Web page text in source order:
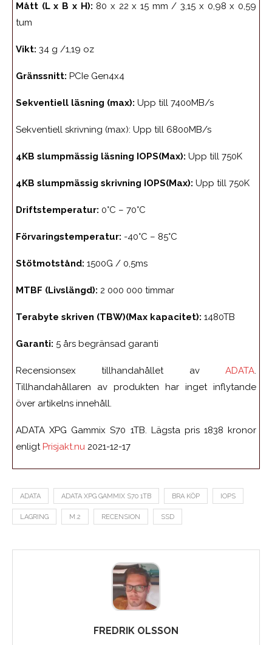
Mått (L x B x H): 80 x 22 x 15 mm / 3,15 x 0,98 x 0,59
tum
Vikt: 34 g /1,19 oz
Gränssnitt: PCIe Gen4x4
Sekventiell läsning (max): Upp till 7400MB/s
Sekventiell skrivning (max): Upp till 6800MB/s
4KB slumpmässig läsning IOPS(Max): Upp till 750K
4KB slumpmässig skrivning IOPS(Max): Upp till 750K
Driftstemperatur: 0°C – 70°C
Förvaringstemperatur: -40°C – 85°C
Stötmotstånd: 1500G / 0,5ms
MTBF (Livslängd): 2 000 000 timmar
Terabyte skriven (TBW)(Max kapacitet): 1480TB
Garanti: 5 års begränsad garanti
Recensionsex tillhandahållet av ADATA.
Tillhandahållaren av produkten har inget inflytande
över artikelns innehåll.
ADATA XPG Gammix S70 1TB. Lägsta pris 1838 kronor
enligt Prisjakt.nu 2021-12-17
ADATA ADATA XPG GAMMIX S70 1TB BRA KÖP IOPS
LAGRING M.2 RECENSION SSD
FREDRIK OLSSON